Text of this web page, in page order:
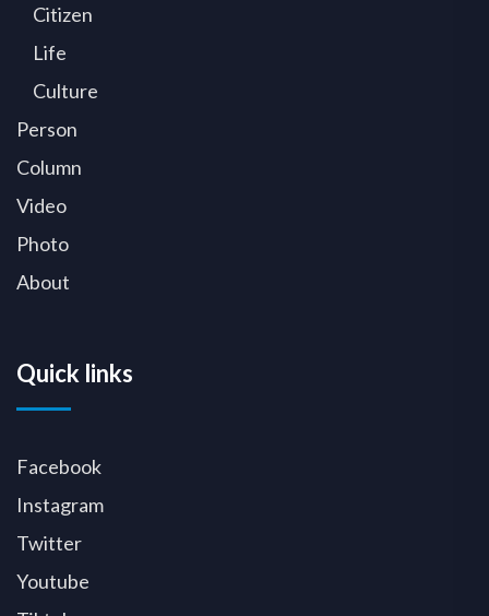
Citizen
Life
Culture
Person
Column
Video
Photo
About
Quick links
Facebook
Instagram
Twitter
Youtube